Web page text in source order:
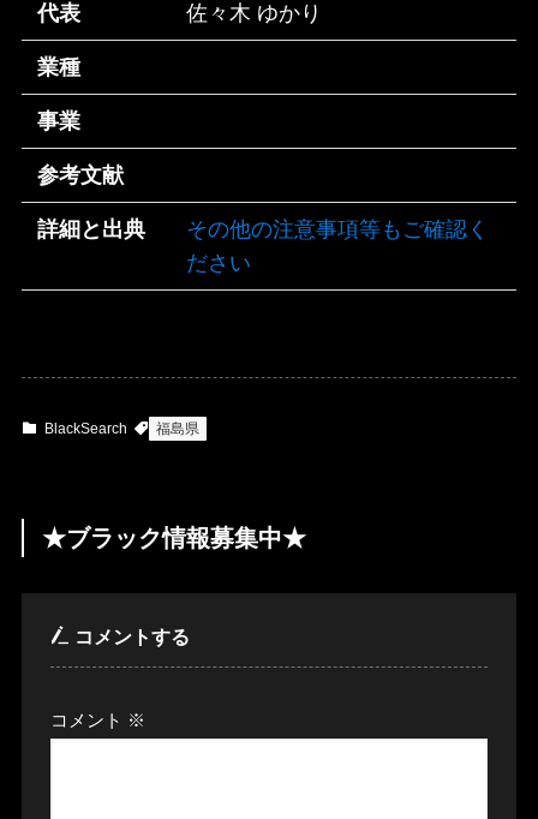
代表 佐々木 ゆかり
業種
事業
参考文献
詳細と出典
その他の注意事項等もご確認く
ださい
BlackSearch 福島県
★ブラック情報募集中★
コメントする
コメント ※